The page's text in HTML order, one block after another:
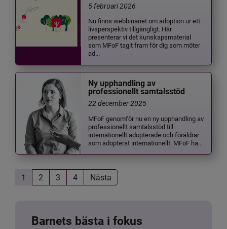
5 februari 2026
Nu finns webbinariet om adoption ur ett
livsperspektiv tillgängligt. Här
presenterar vi det kunskapsmaterial
som MFoF tagit fram för dig som möter
ad...
Ny upphandling av
professionellt samtalsstöd
22 december 2025
MFoF genomför nu en ny upphandling av
professionellt samtalsstöd till
internationellt adopterade och föräldrar
som adopterat internationellt. MFoF ha...
1 2 3 4 Nästa
Barnets bästa i fokus